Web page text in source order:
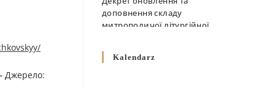
Джерелo:
доповнення складу
митрополичої літургійної
10 GRUDNIA 2025
Kalendarz